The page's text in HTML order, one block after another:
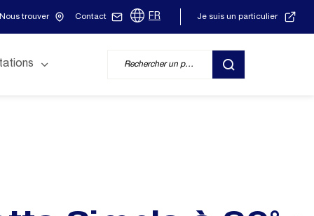
Nous trouver Contact FR Je suis un particulier
RECHERCHER